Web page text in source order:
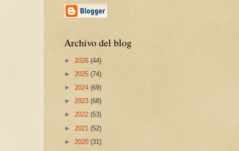
Archivo del blog
► 2026 (44)
► 2025 (74)
► 2024 (69)
► 2023 (68)
► 2022 (53)
► 2021 (52)
► 2020 (31)